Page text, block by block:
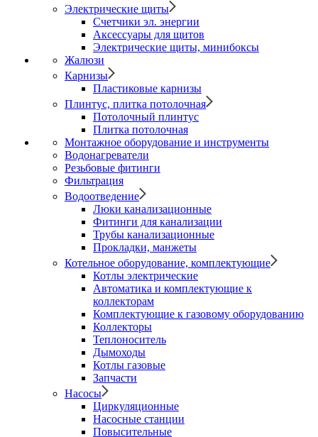
Электрические щиты
Счетчики эл. энергии
Аксессуары для щитов
Электрические щиты, минибоксы
Жалюзи
Карнизы
Пластиковые карнизы
Плинтус, плитка потолочная
Потолочный плинтус
Плитка потолочная
Монтажное оборудование и инструменты
Водонагреватели
Резьбовые фитинги
Фильтрация
Водоотведение
Люки канализационные
Фитинги для канализации
Трубы канализационные
Прокладки, манжеты
Котельное оборудование, комплектующие
Котлы электрические
Автоматика и комплектующие к
коллекторам
Комплектующие к газовому оборудованию
Коллекторы
Теплоноситель
Дымоходы
Котлы газовые
Запчасти
Насосы
Циркуляционные
Насосные станции
Повысительные